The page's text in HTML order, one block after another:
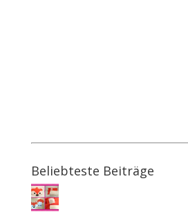
Beliebteste Beiträge